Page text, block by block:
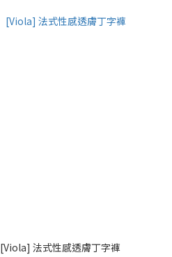
[Viola] 法式性感透膚丁字褲